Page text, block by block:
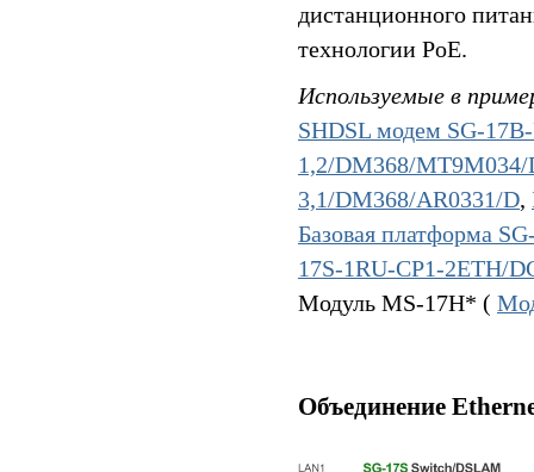
дистанционного
технологии PoE.
Используемые в
SHDSL модем SG-
1,2/DM368/MT9M034/
3,1/DM368/AR0331/D,
Базовая платформа
17S-1RU-CP1-2ETH/
Модуль MS-17H* (
Объединение